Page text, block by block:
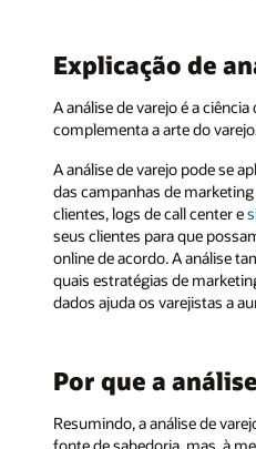
Explicação de
A análise de varejo é a
complementa a arte do
A análise de varejo pode se
das campanhas de
clientes, logs de call center e
seus clientes para que
online de acordo. A análise
quais estratégias de
dados ajuda os varejistas a
Por que a
Resumindo, a análise de